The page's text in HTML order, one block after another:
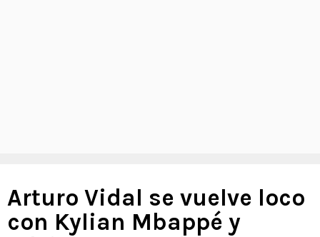
Arturo Vidal se vuelve loco
con Kylian Mbappé y